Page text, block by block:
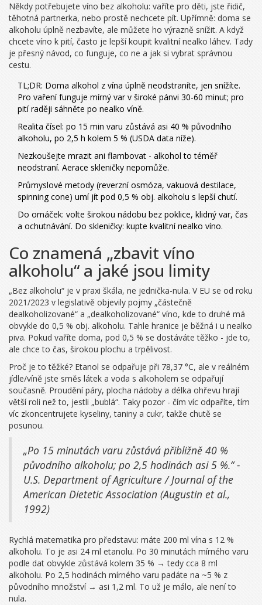
Někdy potřebujete víno bez alkoholu: vaříte pro děti, jste řidič,
těhotná partnerka, nebo prostě nechcete pít. Upřímně: doma se
alkoholu úplně nezbavíte, ale můžete ho výrazně snížit. A když
chcete víno k pití, často je lepší koupit kvalitní nealko láhev. Tady
je přesný návod, co funguje, co ne a jak si vybrat správnou
cestu.
TL;DR: Doma alkohol z vína úplně neodstraníte, jen snížíte.
Pro vaření funguje mírný var v široké pánvi 30-60 minut; pro
pití raději sáhněte po nealko víně.
Realita čísel: po 15 min varu zůstává asi 40 % původního
alkoholu, po 2,5 h kolem 5 % (USDA data níže).
Nezkoušejte mrazit ani flambovat - alkohol to téměř
neodstraní. Aerace skleničky nepomůže.
Průmyslové metody (reverzní osmóza, vakuová destilace,
spinning cone) umí jít pod 0,5 % obj. alkoholu s lepší chutí.
Do omáček: volte širokou nádobu bez poklice, klidný var, čas
a ochutnávání. Do skleničky: kupte kvalitní nealko víno.
Co znamená „zbavit víno
alkoholu“ a jaké jsou limity
„Bez alkoholu“ je v praxi škála, ne jednička-nula. V EU se od roku
2021/2023 v legislativě objevily pojmy „částečně
dealkoholizované“ a „dealkoholizované“ víno, kde to druhé má
obvykle do 0,5 % obj. alkoholu. Tahle hranice je běžná i u nealko
piva. Pokud vaříte doma, pod 0,5 % se dostáváte těžko - jde to,
ale chce to čas, širokou plochu a trpělivost.
Proč je to těžké? Etanol se odpařuje při 78,37 °C, ale v reálném
jídle/víně jste směs látek a voda s alkoholem se odpařují
současně. Proudění páry, plocha nádoby a délka ohřevu hrají
větší roli než to, jestli „bublá“. Taky pozor - čím víc odpaříte, tím
víc zkoncentrujete kyseliny, taniny a cukr, takže chutě se
posunou.
„Po 15 minutách varu zůstává přibližně 40 %
původního alkoholu; po 2,5 hodinách asi 5 %.“ -
U.S. Department of Agriculture / Journal of the
American Dietetic Association (Augustin et al.,
1992)
Rychlá matematika pro představu: máte 200 ml vína s 12 %
alkoholu. To je asi 24 ml etanolu. Po 30 minutách mírného varu
podle dat obvykle zůstává kolem 35 % → tedy cca 8 ml
alkoholu. Po 2,5 hodinách mírného varu padáte na ~5 % z
původního množství → asi 1,2 ml. To už je málo, ale není to
nula.